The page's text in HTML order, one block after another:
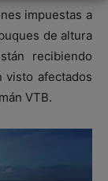
impuestas a
de altura
recibiendo
visto afectados
VTB.